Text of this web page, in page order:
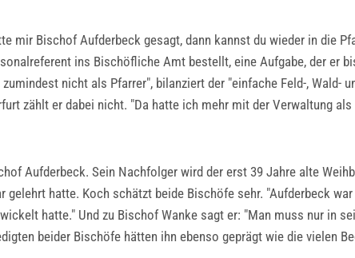
mir Bischof Aufderbeck gesagt, dann kannst du wieder in die
ins Bischöfliche Amt bestellt, eine Aufgabe, der er
zumindest nicht als Pfarrer", bilanziert der "einfache Feld-,
zählt er dabei nicht. "Da hatte ich mehr mit der Verwaltung
Aufderbeck. Sein Nachfolger wird der erst 39 Jahre alte
gelehrt hatte. Koch schätzt beide Bischöfe sehr. "Aufderbeck
hatte." Und zu Bischof Wanke sagt er: "Man muss nur in
beider Bischöfe hätten ihn ebenso geprägt wie die vielen